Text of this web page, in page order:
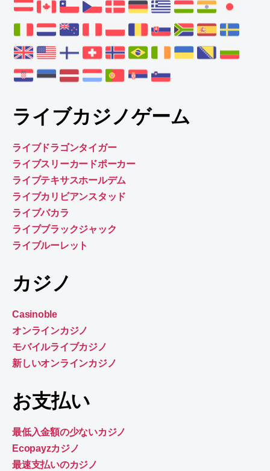
ライブカジノゲーム
ライブドラゴンタイガー
ライブスリーカードポーカー
ライブテキサスホールデム
ライブカリビアンスタッド
ライブバカラ
ライブブラックジャック
ライブルーレット
カジノ
Casinoble
オンラインカジノ
モバイルライブカジノ
新しいオンラインカジノ
お支払い
最低入金額の少ないカジノ
Ecopayzカジノ
最速支払いのカジノ